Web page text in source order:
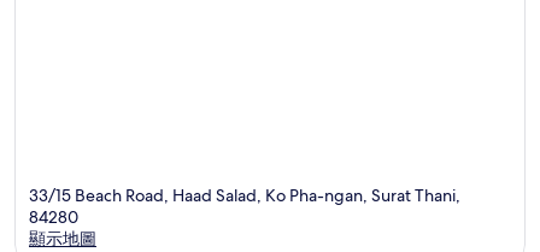
33/15 Beach Road, Haad Salad, Ko Pha-ngan, Surat Thani,
84280
顯示地圖